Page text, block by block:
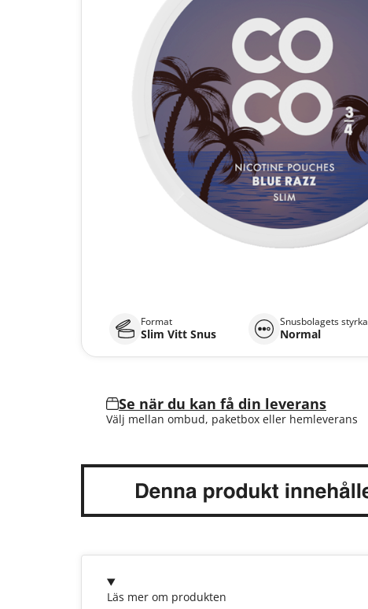
Format
Slim Vitt Snus
Snusbolagets styrka
Normal
Se när du kan få din leverans
Välj mellan ombud, paketbox eller hemleverans
Läs mer om produkten